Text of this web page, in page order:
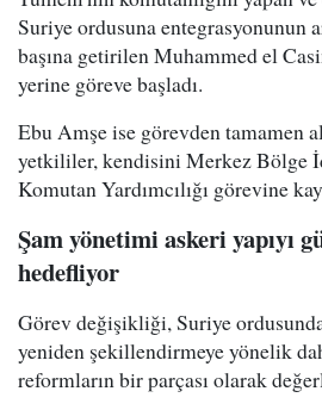
Suriye ordusuna entegrasyonunun
başına getirilen Muhammed el
yerine göreve başladı.
Ebu Amşe ise görevden tamamen
yetkililer, kendisini Merkez Bölge
Komutan Yardımcılığı görevine
Şam yönetimi askeri yapıyı
hedefliyor
Görev değişikliği, Suriye ordusunda
yeniden şekillendirmeye yönelik
reformların bir parçası olarak